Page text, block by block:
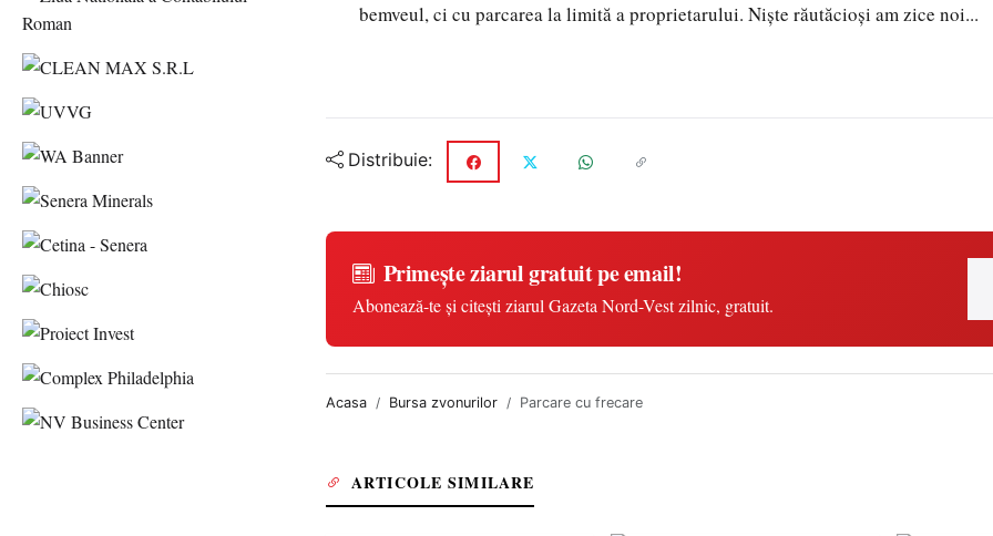
bemveul, ci cu parcarea la limită a proprietarului. Niște răutăcioși am zice noi...
Distribuie:
Primește ziarul gratuit pe email!
Abonează-te și citești ziarul Gazeta Nord-Vest zilnic, gratuit.
Acasa Bursa zvonurilor Parcare cu frecare
ARTICOLE SIMILARE